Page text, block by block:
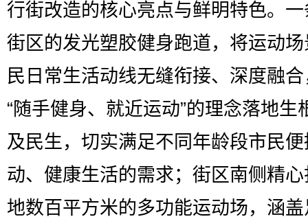
行街改造的核心亮点与鲜明特色。
街区的发光塑胶健身跑道，将运动
民日常生活动线无缝衔接、深度融
“随手健身、就近运动”的理念落地生
及民生，切实满足不同年龄段市民
动、健康生活的需求；街区南侧精
地数百平方米的多功能运动场，涵